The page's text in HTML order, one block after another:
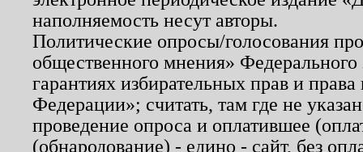
наполняемость несут авторы.
Политические опросы/голосования
общественного мнения»
гарантиях избирательных прав и
Федерации»; считать, там где не
проведение опроса и оплатившее
(обнародование) - едино - сайт, без